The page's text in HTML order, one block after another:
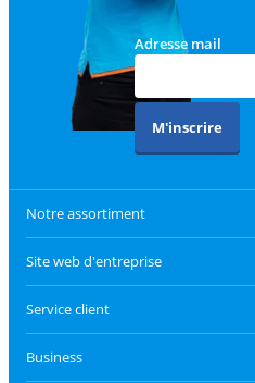
Adresse mail
M'inscrire
Notre assortiment
Site web d'entreprise
Service client
Business